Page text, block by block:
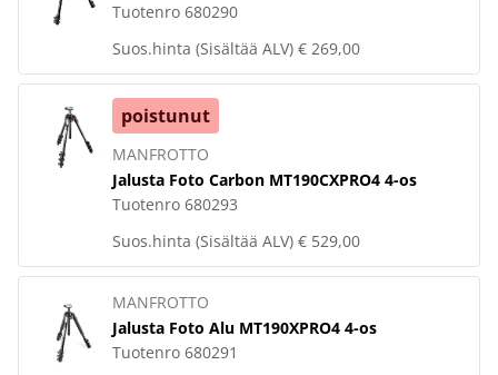
Tuotenro 680290
Suos.hinta (Sisältää ALV) € 269,00
poistunut
MANFROTTO
Jalusta Foto Carbon MT190CXPRO4 4-os
Tuotenro 680293
Suos.hinta (Sisältää ALV) € 529,00
MANFROTTO
Jalusta Foto Alu MT190XPRO4 4-os
Tuotenro 680291